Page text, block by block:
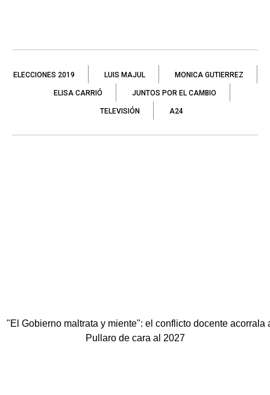
ELECCIONES 2019 LUIS MAJUL MONICA GUTIERREZ
ELISA CARRIÓ JUNTOS POR EL CAMBIO
TELEVISIÓN A24